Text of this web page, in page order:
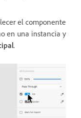
el componente
en una instancia y
.